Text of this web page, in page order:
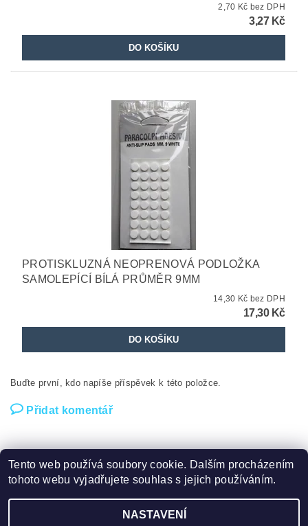
2,70 Kč bez DPH
3,27 Kč
PROTISKLUZNÁ NEOPRENOVÁ PODLOŽKA
SAMOLEPÍCÍ BÍLÁ PRŮMĚR 9MM
14,30 Kč bez DPH
17,30 Kč
Buďte první, kdo napíše příspěvek k této položce.
Přidat komentář
Trim s.r.o náš zpřátelený obchod
Tento web používá soubory cookie. Dalším procházením
tohoto webu vyjadřujete souhlas s jejich používáním.
NASTAVENÍ